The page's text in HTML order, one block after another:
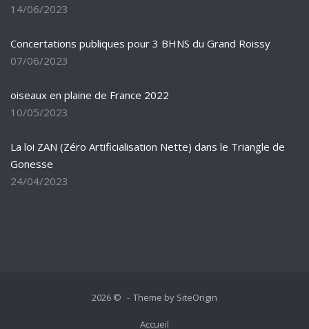
14/06/2023
Concertations publiques pour 3 BHNS du Grand Roissy
07/06/2023
oiseaux en plaine de France 2022
10/05/2023
La loi ZAN (Zéro Artificialisation Nette) dans le Triangle de
Gonesse
24/04/2023
2026 © Theme by SiteOrigin
Accueil